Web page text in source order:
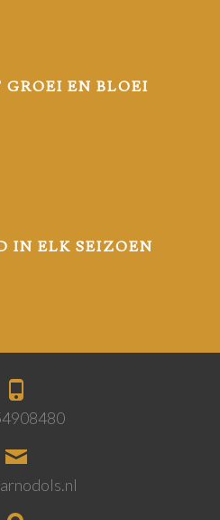
GROEI EN BLOEI
IN ELK SEIZOEN